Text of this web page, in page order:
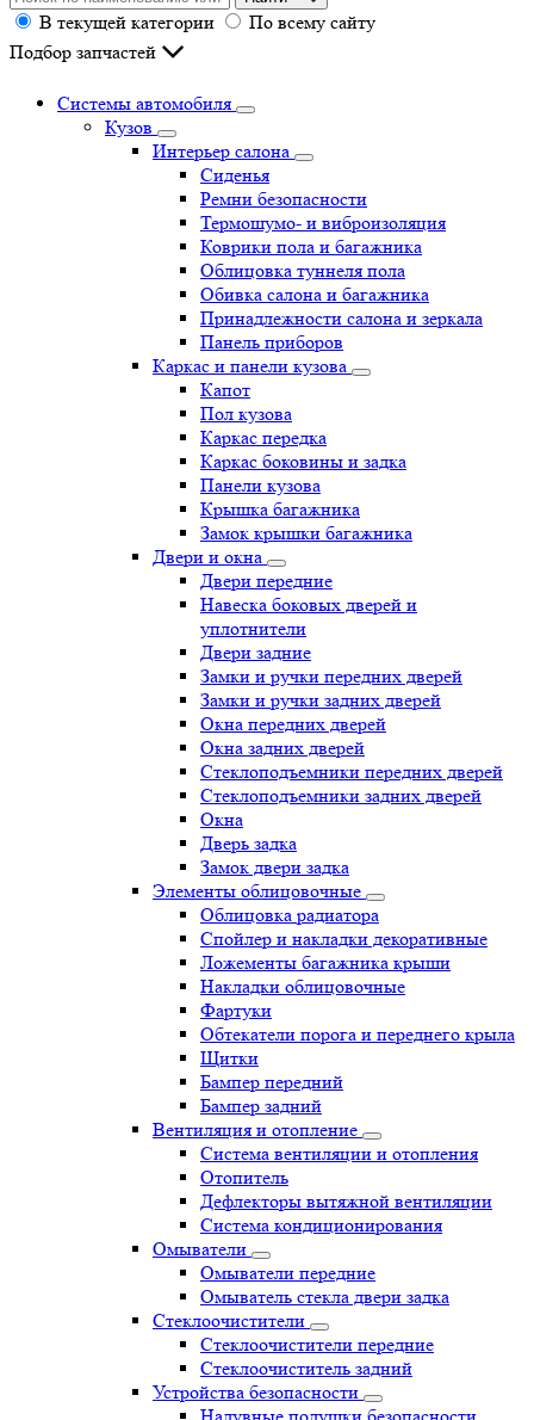
В текущей категории
По всему сайту
Подбор запчастей
Системы автомобиля
Кузов
Интерьер салона
Сиденья
Ремни безопасности
Термошумо- и виброизоляция
Коврики пола и багажника
Облицовка туннеля пола
Обивка салона и багажника
Принадлежности салона и зеркала
Панель приборов
Каркас и панели кузова
Капот
Пол кузова
Каркас передка
Каркас боковины и задка
Панели кузова
Крышка багажника
Замок крышки багажника
Двери и окна
Двери передние
Навеска боковых дверей и
уплотнители
Двери задние
Замки и ручки передних дверей
Замки и ручки задних дверей
Окна передних дверей
Окна задних дверей
Стеклоподъемники передних дверей
Стеклоподъемники задних дверей
Окна
Дверь задка
Замок двери задка
Элементы облицовочные
Облицовка радиатора
Спойлер и накладки декоративные
Ложементы багажника крыши
Накладки облицовочные
Фартуки
Обтекатели порога и переднего крыла
Щитки
Бампер передний
Бампер задний
Вентиляция и отопление
Система вентиляции и отопления
Отопитель
Дефлекторы вытяжной вентиляции
Система кондиционирования
Омыватели
Омыватели передние
Омыватель стекла двери задка
Стеклоочистители
Стеклоочистители передние
Стеклоочиститель задний
Устройства безопасности